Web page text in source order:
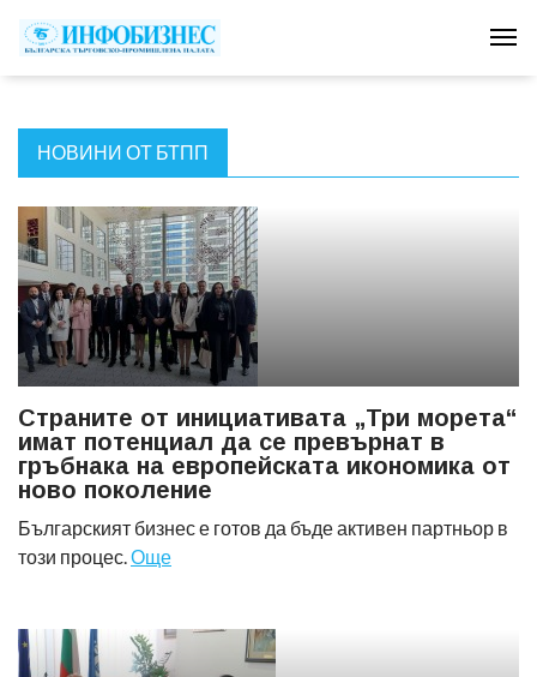
НОВИНИ ОТ БТПП
Страните от инициативата „Три морета“
имат потенциал да се превърнат в
гръбнака на европейската икономика от
ново поколение
Българският бизнес е готов да бъде активен партньор в
този процес.Още